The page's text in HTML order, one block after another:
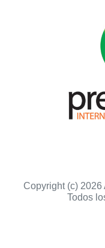
Copyright (c)
Todos